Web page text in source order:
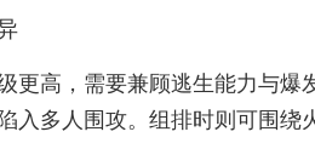
更高，需要兼顾逃生能力与爆
入多人围攻。组排时则可围绕